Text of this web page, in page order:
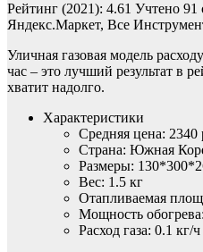
Рейтинг (2021): 4.61 Учтено 91
Яндекс.Маркет, Все
Уличная газовая модель
час – это лучший результат в
хватит надолго.
Характеристики
Средняя цена: 2340
Страна: Южная
Размеры:
Вес: 1.5 кг
Отапливаемая
Мощность
Расход газа: 0.1 кг/ч